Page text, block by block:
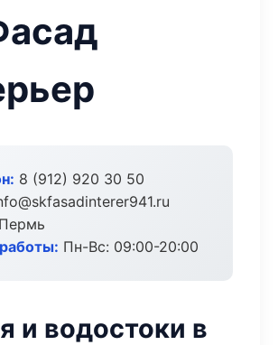
8 (912) 920 30 50
Пермь
Пн-Вс: 09:00-20:00
и водостоки в